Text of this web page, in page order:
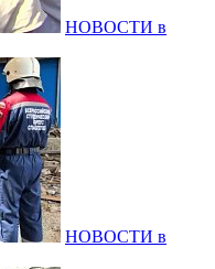
НОВОСТИ в
НОВОСТИ в